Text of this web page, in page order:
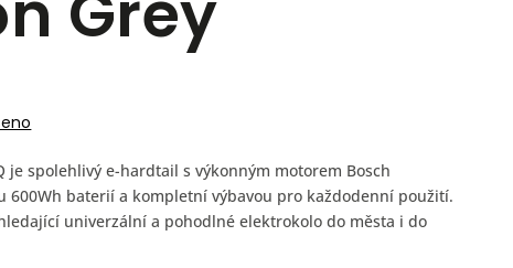
je spolehlivý e-hardtail s výkonným motorem Bosch
600Wh baterií a kompletní výbavou pro každodenní použití.
univerzální a pohodlné elektrokolo do města i do